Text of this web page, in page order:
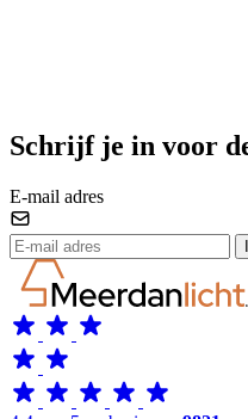
Schrijf je in voor
E-mail adres